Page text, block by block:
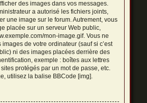
des images dans vos messages.
a autorisé les fichiers joints,
une image sur le forum. Autrement, vous
placée sur un serveur Web public,
mon-image.gif. Vous ne
de votre ordinateur (sauf si c’est
ni des images placées derrière des
exemple : boîtes aux lettres
protégés par un mot de passe, etc.
utilisez la balise BBCode [img].